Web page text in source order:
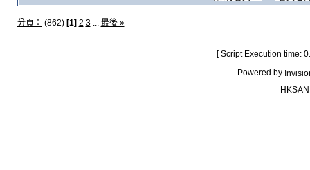
分頁： (862) [1] 2 3... 最後 »
[ Script Execution time:
Powered by